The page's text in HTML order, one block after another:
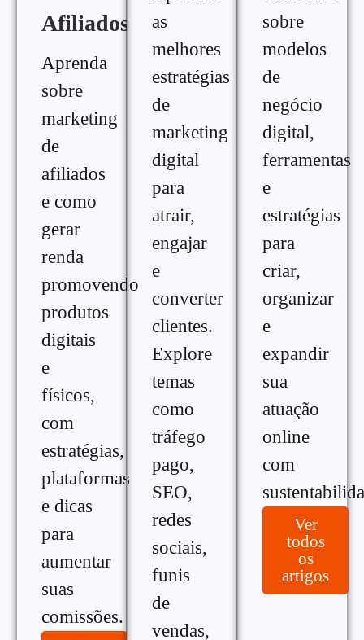
Afiliados
Aprenda
sobre
marketing
de
afiliados
e como
gerar
renda
promovendo
produtos
digitais
e
físicos,
com
estratégias,
plataformas
e dicas
para
aumentar
suas
comissões.
as
melhores
estratégias
de
marketing
digital
para
atrair,
engajar
e
converter
clientes.
Explore
temas
como
tráfego
pago,
SEO,
redes
sociais,
funis
de
vendas,
sobre
modelos
de
negócio
digital,
ferramentas
e
estratégias
para
criar,
organizar
e
expandir
sua
atuação
online
com
Ver
todos
os
artigos